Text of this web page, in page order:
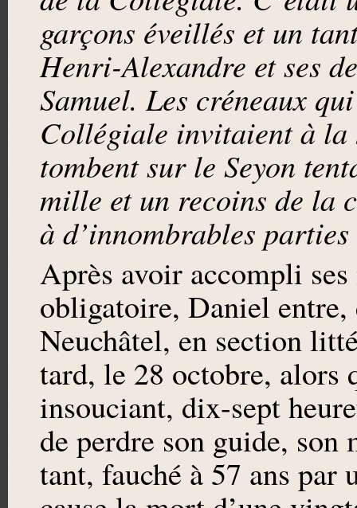
garçons éveillés et un
Henri-Alexandre et ses
Samuel. Les créneaux
Collégiale invitaient à la
tombent sur le Seyon
mille et un recoins de la
à d’innombrables
Après avoir accompli ses
obligatoire, Daniel entre,
Neuchâtel, en section
tard, le 28 octobre, alors
insouciant, dix-sept
de perdre son guide, son
tant, fauché à 57 ans par